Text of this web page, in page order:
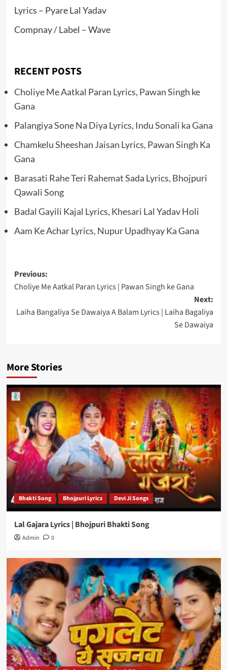
Lyrics – Pyare Lal Yadav
Compnay / Label – Wave
RECENT POSTS
Choliye Me Aatkal Paran Lyrics, Pawan Singh ke
Gana
Palangiya Sone Na Diya Lyrics, Indu Sonali ka Gana
Chamkelu Sheeshan Jaisan Lyrics, Pawan Singh Ka
Gana
Barasati Rahe Teri Rahemat Sada Lyrics, Bhojpuri
Qawali Song
Badal Gayili Kajal Lyrics, Khesari Lal Yadav Holi
Aam Ke Achar Lyrics, Nupur Upadhyay Ka Gana
Post
navigation
Previous:
Choliye Me Aatkal Paran Lyrics | Pawan Singh ke Gana
Next:
Laiha Bangaliya Se Dawaiya A Balam Lyrics | Laiha Bagaliya
Se Dawaiya
More Stories
Bhakti Song Bhojpuri Lyrics Devi Ji Songs
Lal Gajara Lyrics | Bhojpuri Bhakti Song
Admin 0